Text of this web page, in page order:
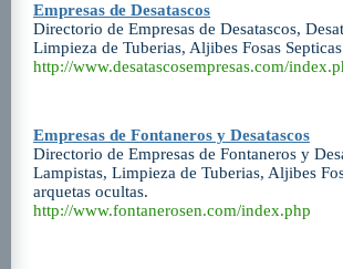
Empresas de Desatascos
Directorio de Empresas de Desatascos,
Limpieza de Tuberias, Aljibes Fosas
http://www.desatascosempresas.com/
Empresas de Fontaneros y Desatascos
Directorio de Empresas de Fontaneros y
Lampistas, Limpieza de Tuberias, Aljibes
arquetas ocultas.
http://www.fontanerosen.com/index.php